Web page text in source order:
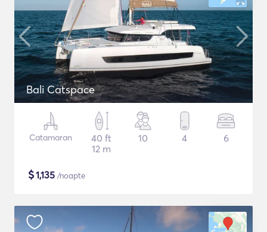
Bali Catspace
Catamaran
40 ft
12 m
10 4 6
$1,135 /noapte